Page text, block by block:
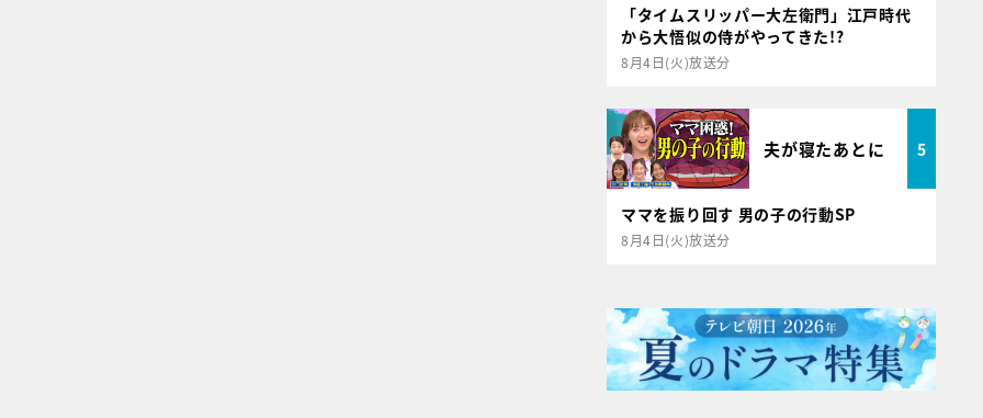
「タイムスリッパー大左衛門」江戸時代
から大悟似の侍がやってきた!?
8月4日(火)放送分
夫が寝たあとに 5
ママを振り回す 男の子の行動SP
8月4日(火)放送分